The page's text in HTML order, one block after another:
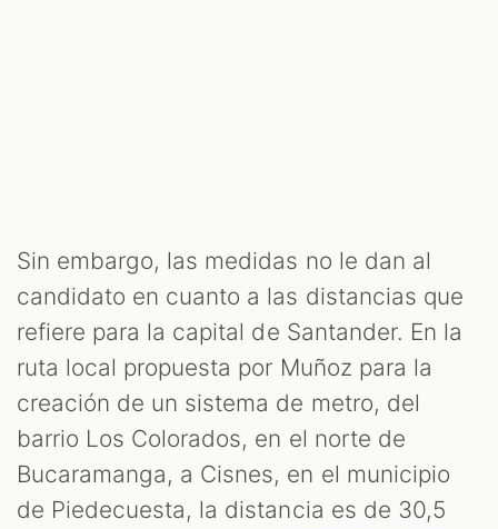
Sin embargo, las medidas no le dan al
candidato en cuanto a las distancias que
refiere para la capital de Santander. En la
ruta local propuesta por Muñoz para la
creación de un sistema de metro, del
barrio Los Colorados, en el norte de
Bucaramanga, a Cisnes, en el municipio
de Piedecuesta, la distancia es de 30,5